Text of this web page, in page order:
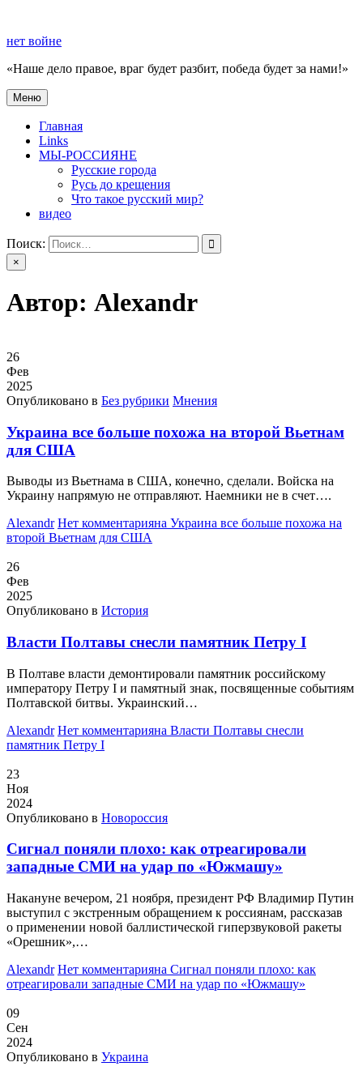
содержимому
нет войне
«Наше дело правое, враг будет разбит, победа будет за нами!»
нет войне
«Наше дело правое, враг будет разбит, победа будет за нами!»
Меню
Главная
Links
МЫ-РОССИЯНЕ
Русские города
Русь до крещения
Что такое русский мир?
видео
Поиск:
×
Автор: Alexandr
26
Фев
2025
Опубликовано в Без рубрики Мнения
Украина все больше похожа на второй Вьетнам
для США
Выводы из Вьетнама в США, конечно, сделали. Войска на
Украину напрямую не отправляют. Наемники не в счет….
Alexandr Нет комментарияна Украина все больше похожа на
второй Вьетнам для США
26
Фев
2025
Опубликовано в История
Власти Полтавы снесли памятник Петру I
В Полтаве власти демонтировали памятник российскому
императору Петру I и памятный знак, посвященные событиям
Полтавской битвы. Украинский…
Alexandr Нет комментарияна Власти Полтавы снесли
памятник Петру I
23
Ноя
2024
Опубликовано в Новороссия
Сигнал поняли плохо: как отреагировали
западные СМИ на удар по «Южмашу»
Накануне вечером, 21 ноября, президент РФ Владимир Путин
выступил с экстренным обращением к россиянам, рассказав
о применении новой баллистической гиперзвуковой ракеты
«Орешник»,…
Alexandr Нет комментарияна Сигнал поняли плохо: как
отреагировали западные СМИ на удар по «Южмашу»
09
Сен
2024
Опубликовано в Украина